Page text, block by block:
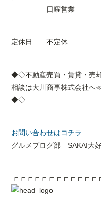
日曜営業
定休日 不定休
◆◇不動産売買・賃貸・売
相談は大川商事株式会社
◆◇
お問い合わせはコチラ
グルメブログ部 SAKAI大